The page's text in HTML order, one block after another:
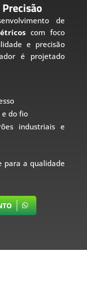
de
com foco
e precisão
é projetado
do fio
industriais e
para a qualidade